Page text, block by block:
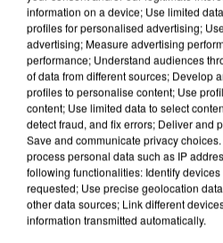
APRÈS TOUTES CES
DE FAUNE SAUVAGE SONT...
information on a device; Use limited
profiles for personalised advertising;
advertising; Measure advertising
performance; Understand audiences
of data from different sources; Develop
profiles to personalise content; Use
content; Use limited data to select
detect fraud, and fix errors; Deliver and
Save and communicate privacy
process personal data such as IP
following functionalities: Identify
requested; Use precise geolocation
other data sources; Link different
information transmitted automatically.